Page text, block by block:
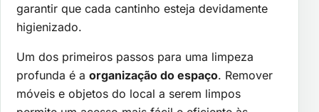
garantir que cada cantinho esteja devidamente
higienizado.
Um dos primeiros passos para uma limpeza
profunda é a organização do espaço. Remover
móveis e objetos do local a serem limpos